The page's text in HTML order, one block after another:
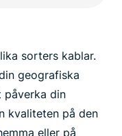
sorters kablar.
geografiska
påverka din
kvaliteten på den
eller på